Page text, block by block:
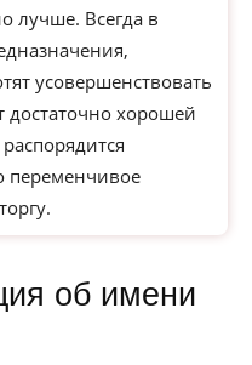
лучше. Всегда в
усовершенствовать
хорошей
переменчивое
об имени